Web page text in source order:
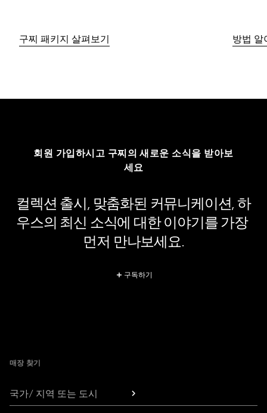
구찌 패키지 살펴보기 방법 알
회원 가입하시고 구찌의 새로운 소식을 받아보
세요
컬렉션 출시, 맞춤화된 커뮤니케이션, 하
우스의 최신 소식에 대한 이야기를 가장
먼저 만나보세요.
구독하기
매장 찾기
국가/ 지역 또는 도시